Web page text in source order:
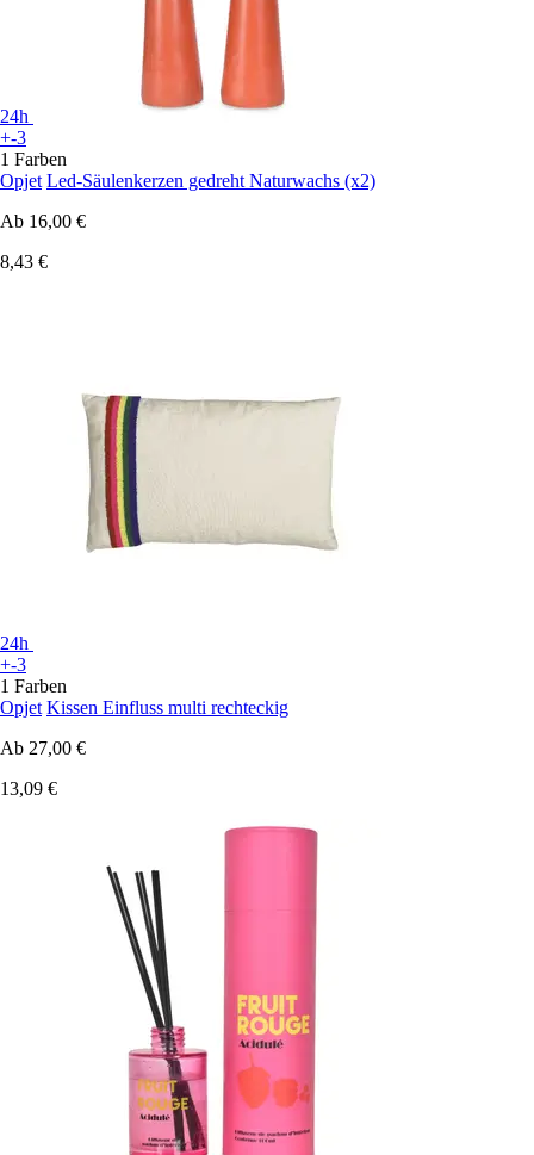
24h
+-3
1 Farben
Opjet Led-Säulenkerzen gedreht Naturwachs (x2)
Ab 16,00 €
8,43 €
24h
+-3
1 Farben
Opjet Kissen Einfluss multi rechteckig
Ab 27,00 €
13,09 €